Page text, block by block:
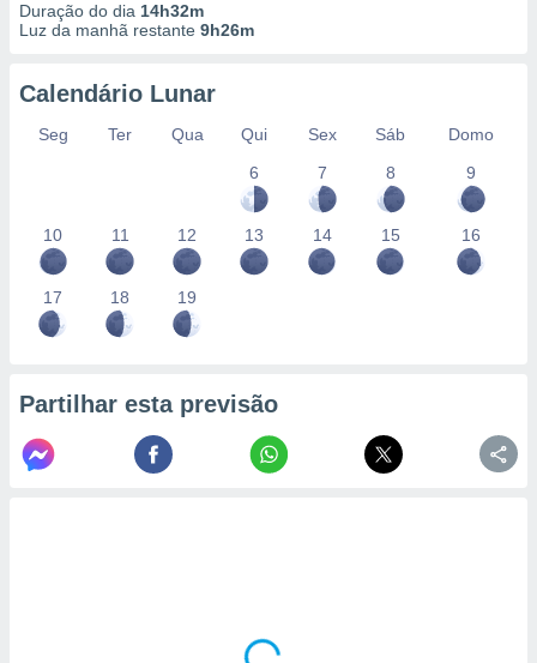
Duração do dia 14h32m
Luz da manhã restante 9h26m
Calendário Lunar
Seg Ter Qua Qui Sex Sáb
Domo
6
7 8 9
10 11 12 13 14 15 16
17 18 19
Partilhar esta previsão